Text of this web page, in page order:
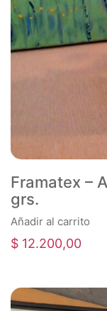
Framatex –
grs.
Añadir al carrito
$ 12.200,00